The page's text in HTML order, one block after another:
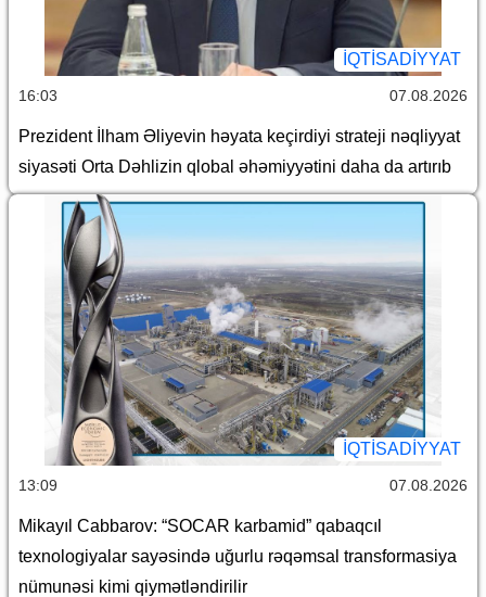
İQTİSADİYYAT
16:03 07.08.2026
Prezident İlham Əliyevin həyata keçirdiyi strateji nəqliyyat
siyasəti Orta Dəhlizin qlobal əhəmiyyətini daha da artırıb
İQTİSADİYYAT
13:09 07.08.2026
Mikayıl Cabbarov: “SOCAR karbamid” qabaqcıl
texnologiyalar sayəsində uğurlu rəqəmsal transformasiya
nümunəsi kimi qiymətləndirilir